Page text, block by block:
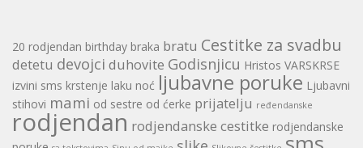
20 rodjendan birthday braka bratu Cestitke za svadbu
detetu devojci duhovite Godisnjicu Hristos VARSKRSE
izvini sms krstenje laku noć ljubavne poruke Ljubavni
stihovi mami od sestre od ćerke prijatelju ređendanske
rodjendan rodjendanske cestitke rodjendanske